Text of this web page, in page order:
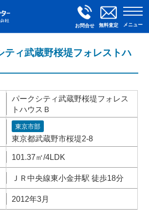
お問合せ 無料査定 メニュー
ティ武蔵野桜堤フォレストハ
パークシティ武蔵野桜堤フォレス
トハウスＢ
東京市部
東京都武蔵野市桜堤2-8
101.37㎡/4LDK
ＪＲ中央線東小金井駅 徒歩18分
2012年3月